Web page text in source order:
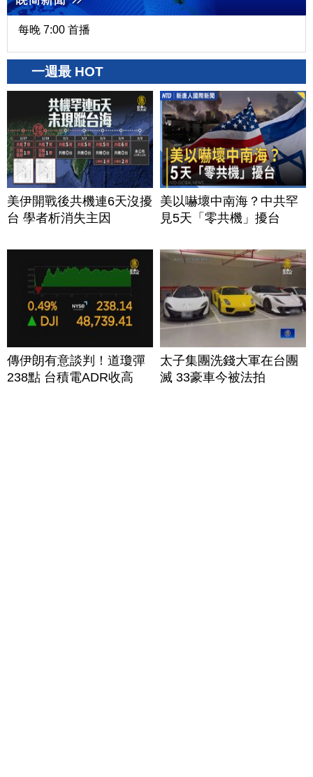
每晚 7:00 首播
一週最 HOT
美伊開戰後共機連6天沒擾
台 學者析消失主因
美以嚇壞中南海？中共罕
見5天「零共機」擾台
傳伊朗有意談判！道瓊彈
238點 台積電ADR收高
太子集團洗錢大軍在台團
滅 33豪車今被法拍